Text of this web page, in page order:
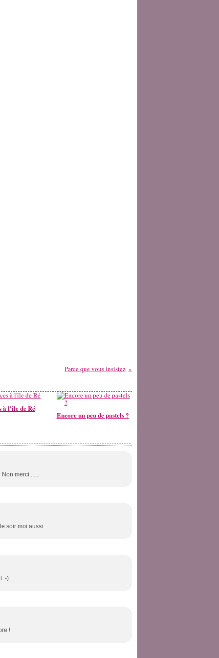
Parce que vous insistez
à l'île de Ré
Encore un peu de pastels ?
merci.......
soir moi aussi.
:-)
!